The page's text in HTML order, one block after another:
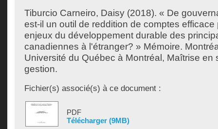
Tiburcio Carneiro, Daisy (2018). « De
est-il un outil de reddition de comptes
enjeux du développement durable des
canadiennes à l'étranger? » Mémoire.
Université du Québec à Montréal, Maîtrise en
gestion.
Fichier(s) associé(s) à ce document :
PDF
Télécharger (9MB)